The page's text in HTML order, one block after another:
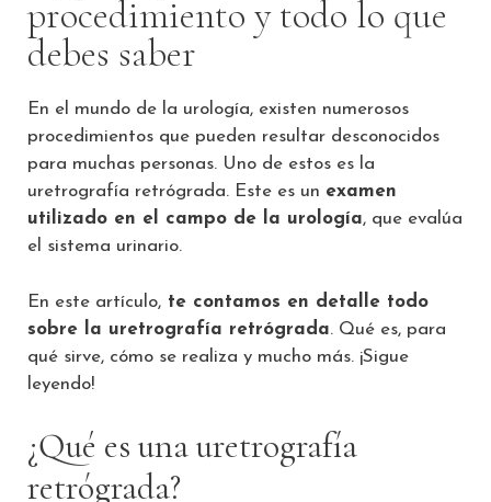
procedimiento y todo lo que
debes saber
En el mundo de la urología, existen numerosos
procedimientos que pueden resultar desconocidos
para muchas personas. Uno de estos es la
uretrografía retrógrada. Este es un examen
utilizado en el campo de la urología, que evalúa
el sistema urinario.
En este artículo, te contamos en detalle todo
sobre la uretrografía retrógrada. Qué es, para
qué sirve, cómo se realiza y mucho más. ¡Sigue
leyendo!
¿Qué es una uretrografía
retrógrada?